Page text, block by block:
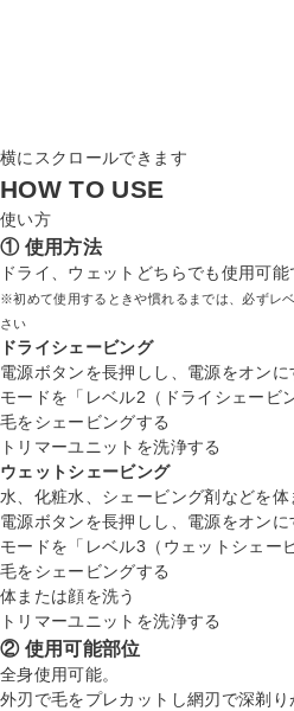
横にスクロールできます
HOW TO USE
使い方
① 使用方法
ドライ、ウェットどちらでも使用可能
※初めて使用するときや慣れるまでは、必ずレ
さい
ドライシェービング
電源ボタンを長押しし、電源をオンに
モードを「レベル2（ドライシェービ
毛をシェービングする
トリマーユニットを洗浄する
ウェットシェービング
水、化粧水、シェービング剤などを
電源ボタンを長押しし、電源をオンに
モードを「レベル3（ウェットシェー
毛をシェービングする
体または顔を洗う
トリマーユニットを洗浄する
② 使用可能部位
全身使用可能。
外刃で毛をプレカットし網刃で深剃り